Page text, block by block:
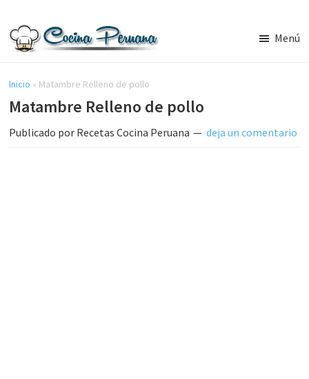
contenido
lateral
principal
Cocina
Peruana,
Recetas
de
Comida
Menú
Inicio » Matambre Relleno de pollo
Matambre Relleno de pollo
Publicado por Recetas Cocina Peruana deja un comentario